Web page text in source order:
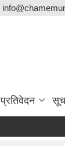
प्रतिवेदन